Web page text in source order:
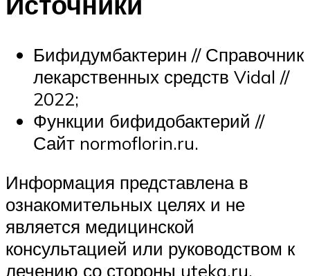
Бифидумбактерин // Справочник
лекарственных средств Vidal //
2022;
Функции бифидобактерий //
Сайт normoflorin.ru.
Информация представлена в
ознакомительных целях и не
является медицинской
консультацией или руководством к
лечению со стороны uteka.ru.